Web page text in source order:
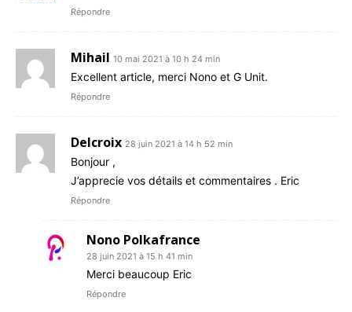
Répondre
Mihail 10 mai 2021 à 10 h 24 min
Excellent article, merci Nono et G Unit.
Répondre
Delcroix 28 juin 2021 à 14 h 52 min
Bonjour ,
J’apprecie vos détails et commentaires . Eric
Répondre
Nono Polkafrance
28 juin 2021 à 15 h 41 min
Merci beaucoup Eric
Répondre